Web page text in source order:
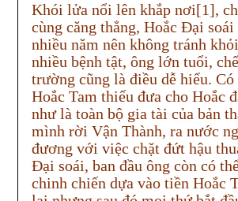
Khói lửa nổi lên khắp nơi[1],
cùng căng thẳng, Hoắc Đại
nhiều năm nên không tránh
nhiều bệnh tật, ông lớn tuổi,
trường cũng là điều dễ hiểu.
Hoắc Tam thiếu đưa cho Hoắc
như là toàn bộ gia tài của bản
mình rời Vận Thành, ra nước
đương với việc chặt đứt hậu
Đại soái, ban đầu ông còn có
chinh chiến dựa vào tiền Hoắc